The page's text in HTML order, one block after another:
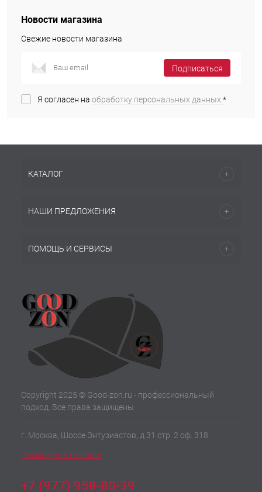
Новости магазина
Свежие новости магазина
Подписаться
Я согласен на обработку персональных данных.*
КАТАЛОГ
НАШИ ПРЕДЛОЖЕНИЯ
ПОМОЩЬ И СЕРВИСЫ
Copyright 2025 © Good-zon.ru - профессиональный
подход. Все права защищены.
г. Москва, Шоссе Энтузиастов, д.31 стр. 2 оф. 318
Посмотреть на карте
+7 (977) 958-80-39